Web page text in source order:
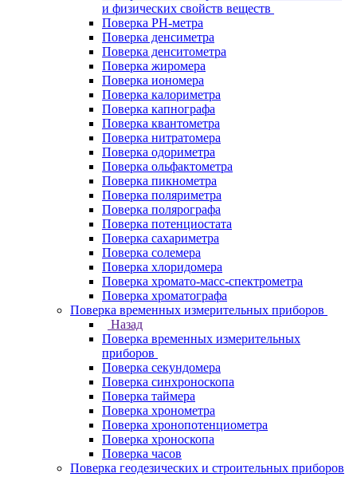
и физических свойств веществ
Поверка PH-метра
Поверка денсиметра
Поверка денситометра
Поверка жиромера
Поверка иономера
Поверка калориметра
Поверка капнографа
Поверка квантометра
Поверка нитратомера
Поверка одориметра
Поверка ольфактометра
Поверка пикнометра
Поверка поляриметра
Поверка полярографа
Поверка потенциостата
Поверка сахариметра
Поверка солемера
Поверка хлоридомера
Поверка хромато-масс-спектрометра
Поверка хроматографа
Поверка временных измерительных приборов
Назад
Поверка временных измерительных
приборов
Поверка секундомера
Поверка синхроноскопа
Поверка таймера
Поверка хронометра
Поверка хронопотенциометра
Поверка хроноскопа
Поверка часов
Поверка геодезических и строительных приборов